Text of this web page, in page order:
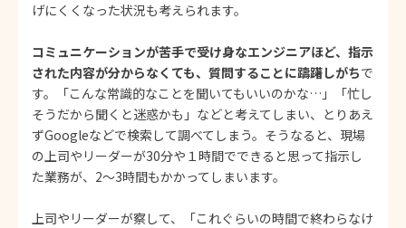
げにくくなった状況も考えられます。
コミュニケーションが苦手で受け身なエンジニアほど、指示
された内容が分からなくても、質問することに躊躇しがちで
す。「こんな常識的なことを聞いてもいいのかな…」「忙し
そうだから聞くと迷惑かも」などと考えてしまい、とりあえ
ずGoogleなどで検索して調べてしまう。そうなると、現場
の上司やリーダーが30分や１時間でできると思って指示し
た業務が、2～3時間もかかってしまいます。
上司やリーダーが察して、「これぐらいの時間で終わらなけ